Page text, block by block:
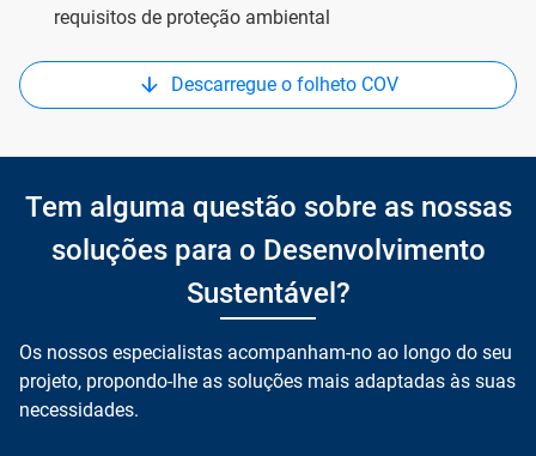
requisitos de proteção ambiental
Descarregue o folheto COV
Tem alguma questão sobre as nossas
soluções para o Desenvolvimento
Sustentável?
Os nossos especialistas acompanham-no ao longo do seu
projeto, propondo-lhe as soluções mais adaptadas às suas
necessidades.